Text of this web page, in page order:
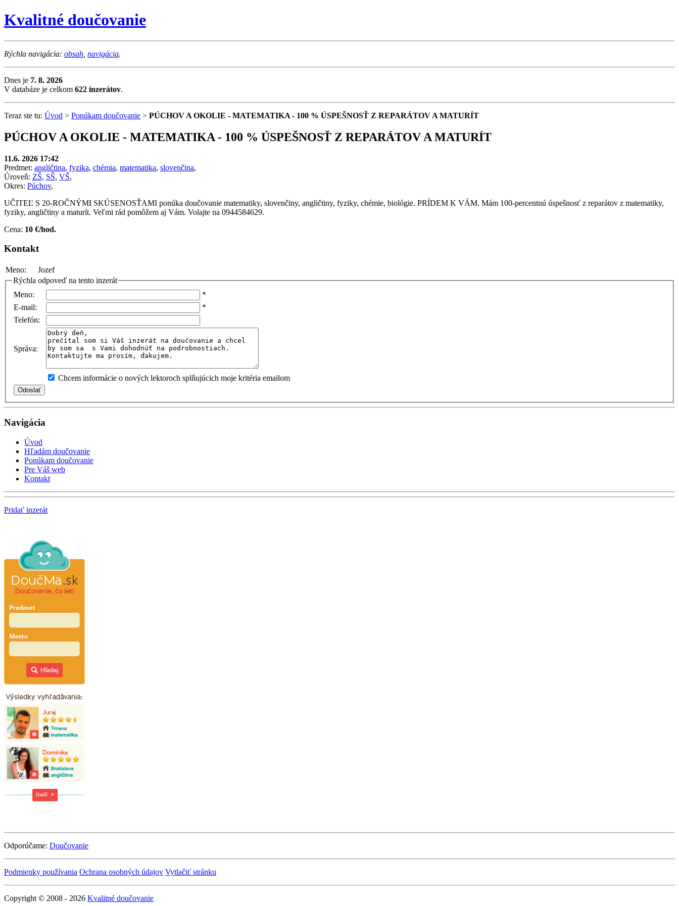
Kvalitné doučovanie
Rýchla navigácia: obsah navigácia.
Dnes je 7. 8. 2026
V databáze je celkom 622 inzerátov.
Teraz ste tu: Úvod > Ponúkam doučovanie > PÚCHOV A OKOLIE - MATEMATIKA - 100 % ÚSPEŠNOSŤ Z REPARÁTOV A MATURÍT
PÚCHOV A OKOLIE - MATEMATIKA - 100 % ÚSPEŠNOSŤ Z REPARÁTOV A MATURÍT
11.6. 2026 17:42
Predmet: angličtina, fyzika, chémia, matematika, slovenčina,
Úroveň: ZŠ, SŠ, VŠ,
Okres: Púchov,
UČITEĽ S 20-ROČNÝMI SKÚSENOSŤAMI ponúka doučovanie matematiky, slovenčiny, angličtiny, fyziky, chémie, biológie. PRÍDEM K VÁM. Mám 100-percentnú úspešnosť z reparátov z matematiky,
fyziky, angličtiny a maturít. Veľmi rád pomôžem aj Vám. Volajte na 0944584629.
Cena: 10 €/hod.
Kontakt
Meno:
Jozef
Rýchla odpoveď na tento inzerát
Meno:
*
E-mail:
*
Telefón:
Správa:
Chcem informácie o nových lektoroch splňujúcich moje kritéria emailom
Navigácia
Úvod
Hľadám doučovanie
Ponúkam doučovanie
Pre Váš web
Kontakt
Pridať inzerát
Odporúčame: Doučovanie
Podmienky používania Ochrana osobných údajov Vytlačiť stránku
Copyright © 2008 - 2026 Kvalitné doučovanie